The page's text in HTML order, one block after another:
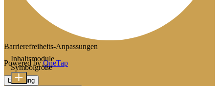
Barrierefreiheits-Anpassungen
Powered byOneTap
Erklärung
Inhaltsmodule
Symbolgröße